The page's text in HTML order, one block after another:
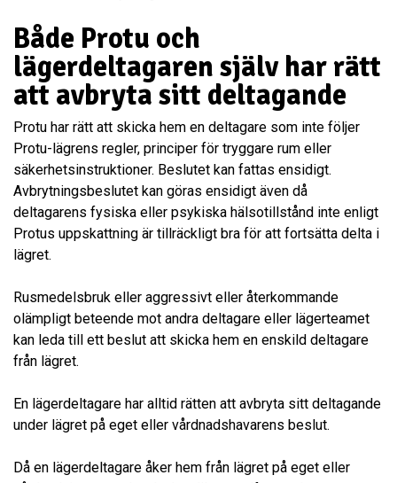
Både Protu och
lägerdeltagaren själv har rätt
att avbryta sitt deltagande
Protu har rätt att skicka hem en deltagare som inte följer
Protu-lägrens regler, principer för tryggare rum eller
säkerhetsinstruktioner. Beslutet kan fattas ensidigt.
Avbrytningsbeslutet kan göras ensidigt även då
deltagarens fysiska eller psykiska hälsotillstånd inte enligt
Protus uppskattning är tillräckligt bra för att fortsätta delta i
lägret.
Rusmedelsbruk eller aggressivt eller återkommande
olämpligt beteende mot andra deltagare eller lägerteamet
kan leda till ett beslut att skicka hem en enskild deltagare
från lägret.
En lägerdeltagare har alltid rätten att avbryta sitt deltagande
under lägret på eget eller vårdnadshavarens beslut.
Då en lägerdeltagare åker hem från lägret på eget eller